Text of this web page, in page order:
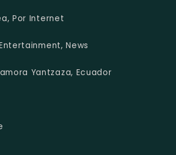
Por Internet
News
Yantzaza, Ecuador